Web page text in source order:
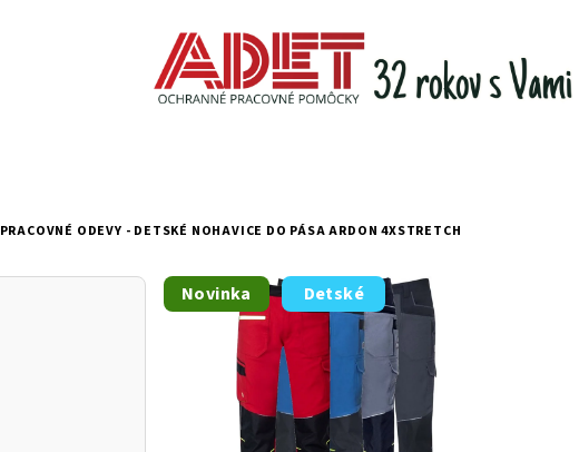
PRACOVNÉ ODEVY - DETSKÉ NOHAVICE DO PÁSA ARDON 4XSTRETCH
Novinka Detské